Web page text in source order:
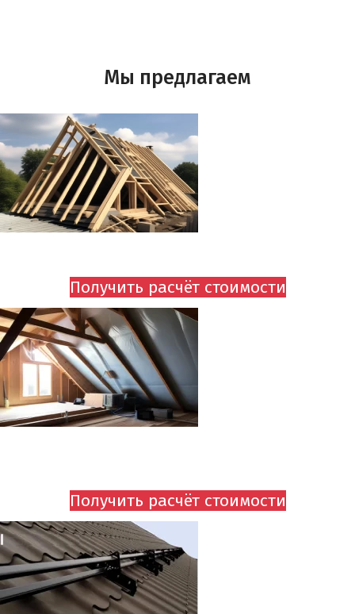
Мы предлагаем
Получить расчёт стоимости
Получить расчёт стоимости